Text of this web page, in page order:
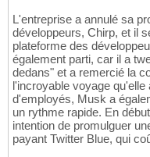
L'entreprise a annulé sa
développeurs, Chirp, et il
plateforme des
également parti, car il a
dedans" et a remercié la
l'incroyable voyage
d'employés, Musk a
un rythme rapide. En
intention de promulguer
payant Twitter Blue, qui